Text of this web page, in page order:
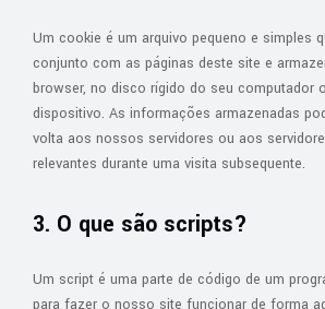
Um cookie é um arquivo pequeno e simples
conjunto com as páginas deste site e
browser, no disco rígido do seu computador
dispositivo. As informações armazenadas
volta aos nossos servidores ou aos
relevantes durante uma visita subsequente.
3. O que são scripts?
Um script é uma parte de código de um
para fazer o nosso site funcionar de forma